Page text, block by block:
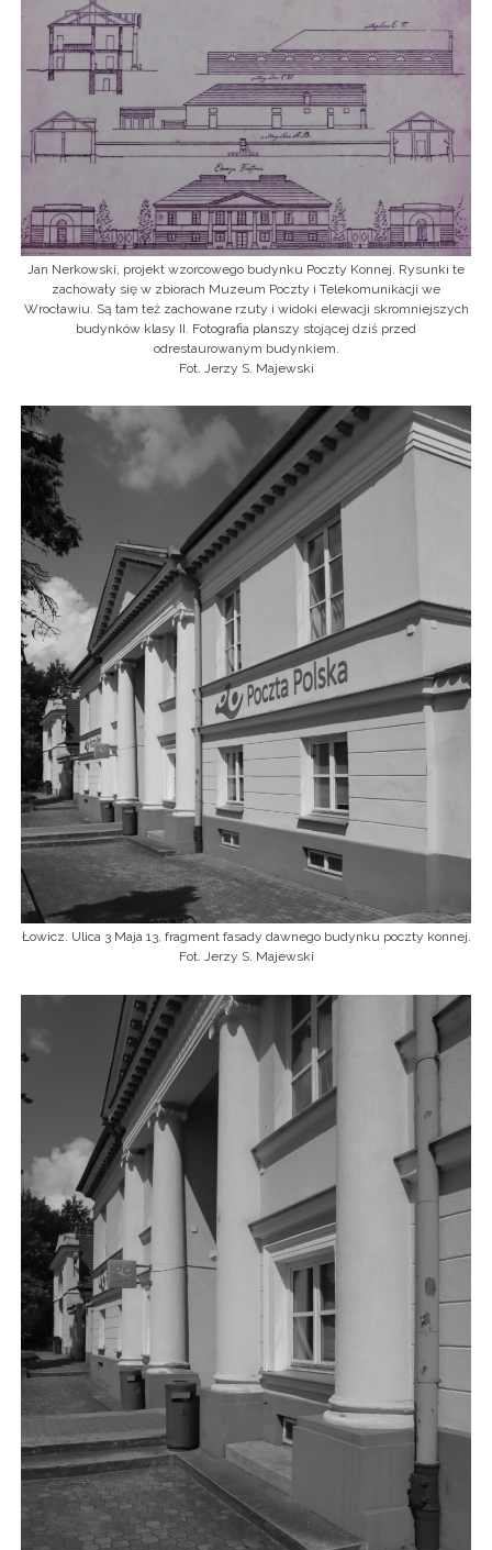
Jan Nerkowski, projekt wzorcowego budynku Poczty Konnej. Rysunki te
zachowały się w zbiorach Muzeum Poczty i Telekomunikacji we
Wrocławiu. Są tam też zachowane rzuty i widoki elewacji skromniejszych
budynków klasy II. Fotografia planszy stojącej dziś przed
odrestaurowanym budynkiem.
Fot. Jerzy S. Majewski
Łowicz. Ulica 3 Maja 13, fragment fasady dawnego budynku poczty konnej.
Fot. Jerzy S. Majewski